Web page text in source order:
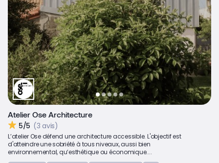
Atelier Ose Architecture
5/5 (3 avis)
L’atelier Ose défend une architecture accessible. L'objectif est
d'atteindre une sobriété à tous niveaux, aussi bien
environnemental, qu’esthétique ou économique....